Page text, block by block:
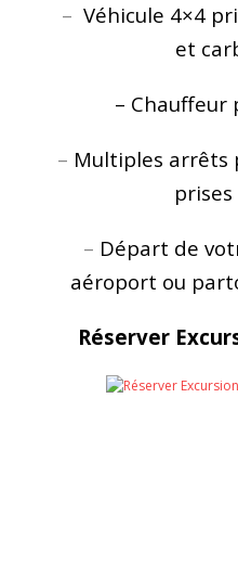
– Véhicule 4×4
et
– Chauffeur
– Multiples arrêts
– Départ de
aéroport ou
Réserver